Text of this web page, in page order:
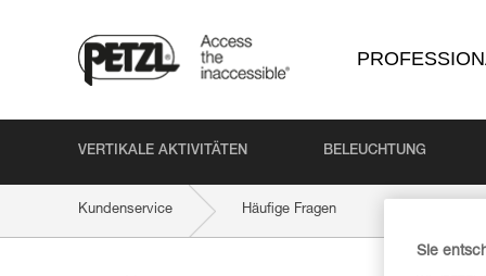
VERTIKALE AKTIVITÄTEN BELEUCHTUNG
Kundenservice Häufige Fragen
Sie